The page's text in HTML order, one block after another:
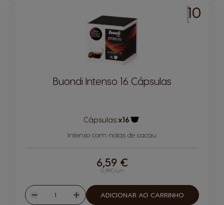
INTENSIDADE10
Buondi Intenso 16 Cápsulas
Cápsulas:x16
Intenso com notas de cacau
0,41€/un
6,59 €
Reduzir
Quantidade
Aumentar
ADICIONAR AO CARRINHO